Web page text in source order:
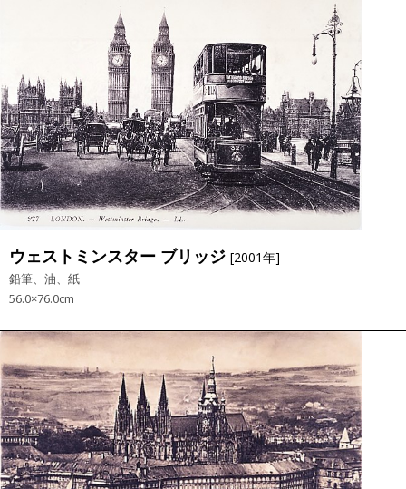
ウェストミンスター ブリッジ [2001年]
鉛筆、油、紙
56.0×76.0cm